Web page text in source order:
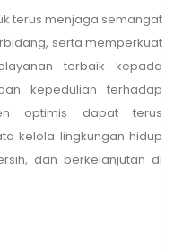
terus menjaga semangat
serta memperkuat
terbaik kepada
kepedulian terhadap
optimis dapat terus
kelola lingkungan hidup
dan berkelanjutan di